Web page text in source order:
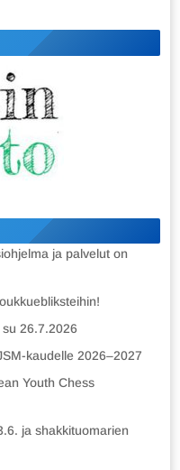
ja palvelut on
26.7.2026
kaudelle 2026–2027
Youth Chess
ja shakkituomarien